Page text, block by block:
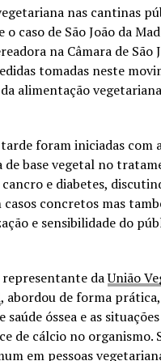
nas cantinas
o caso de São João da
na Câmara de São
tomadas neste
alimentação
tarde foram iniciadas com
de base vegetal no
e diabetes,
concretos mas
e sensibilidade do
daUnião
, abordou de forma
saúde óssea e as
de cálcio no organismo.
em pessoas